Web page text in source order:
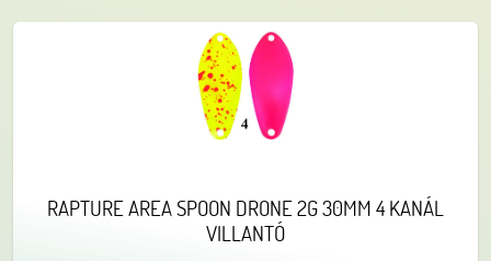
RAPTURE AREA SPOON DRONE 2G 30MM 4 KANÁL
VILLANTÓ